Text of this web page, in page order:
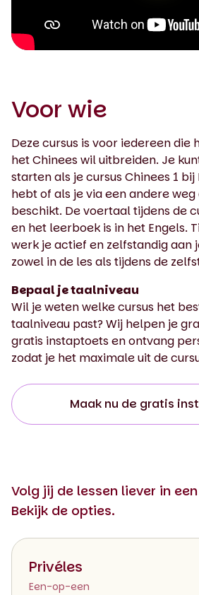
0:00 / 2:02
Voor wie
Deze cursus is voor iedereen die
het Chinees wil uitbreiden. Je
starten als je cursus Chinees 1
hebt of als je via een andere weg
beschikt. De voertaal tijdens de
en het leerboek is in het Engels.
werk je actief en zelfstandig aan
zowel in de les als tijdens de
Bepaal je taalniveau
Wil je weten welke cursus het
taalniveau past? Wij helpen je
gratis instaptoets en ontvang
zodat je het maximale uit de
Maak nu de gratis
Volg jij de lessen liever in
Bekijk de opties.
Privéles
Een-op-een